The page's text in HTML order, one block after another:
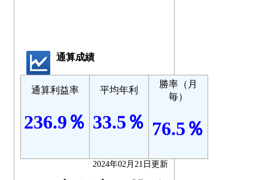
通算成績
通算利益率
236.9％
平均年利
33.5％
勝率（月
毎）
76.5％
2024年02月21日更新